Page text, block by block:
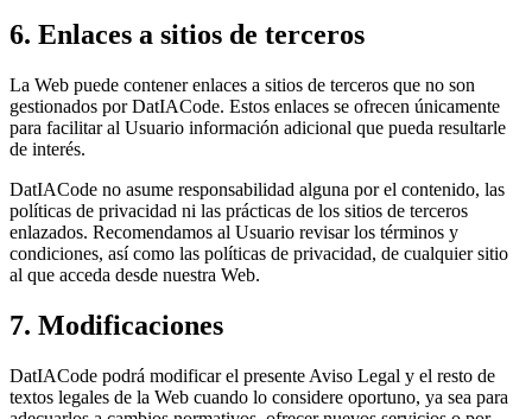
6. Enlaces a sitios de terceros
La Web puede contener enlaces a sitios de terceros que no son
gestionados porDatIACode. Estos enlaces se ofrecen únicamente
para facilitar al Usuario información adicional que pueda resultarle
de interés.
DatIACode no asume responsabilidad alguna por el contenido, las
políticas de privacidad ni las prácticas de los sitios de terceros
enlazados. Recomendamos al Usuario revisar los términos y
condiciones, así como las políticas de privacidad, de cualquier sitio
al que acceda desde nuestra Web.
7. Modificaciones
DatIACode podrá modificar el presente Aviso Legal y el resto de
textos legales de la Web cuando lo considere oportuno, ya sea para